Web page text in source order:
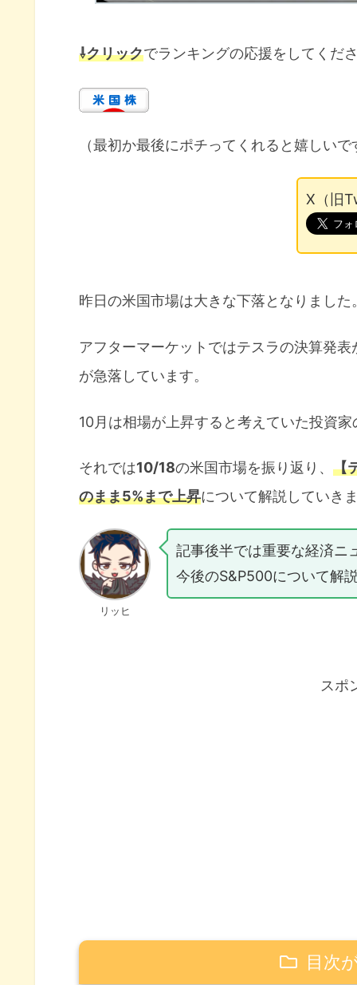
⇩クリックでランキングの応援をしてくだ
（最初か最後にポチってくれると嬉しいで
X（旧
昨日の米国市場は大きな下落となりました
アフターマーケットではテスラの決算発
が急落しています。
10月は相場が上昇すると考えていた投資
それでは10/18の米国市場を振り返り、 【
のまま5%まで上昇について解説していき
リッヒ
記事後半では重要な経済ニ
今後のS&P500について解
スポ
目次